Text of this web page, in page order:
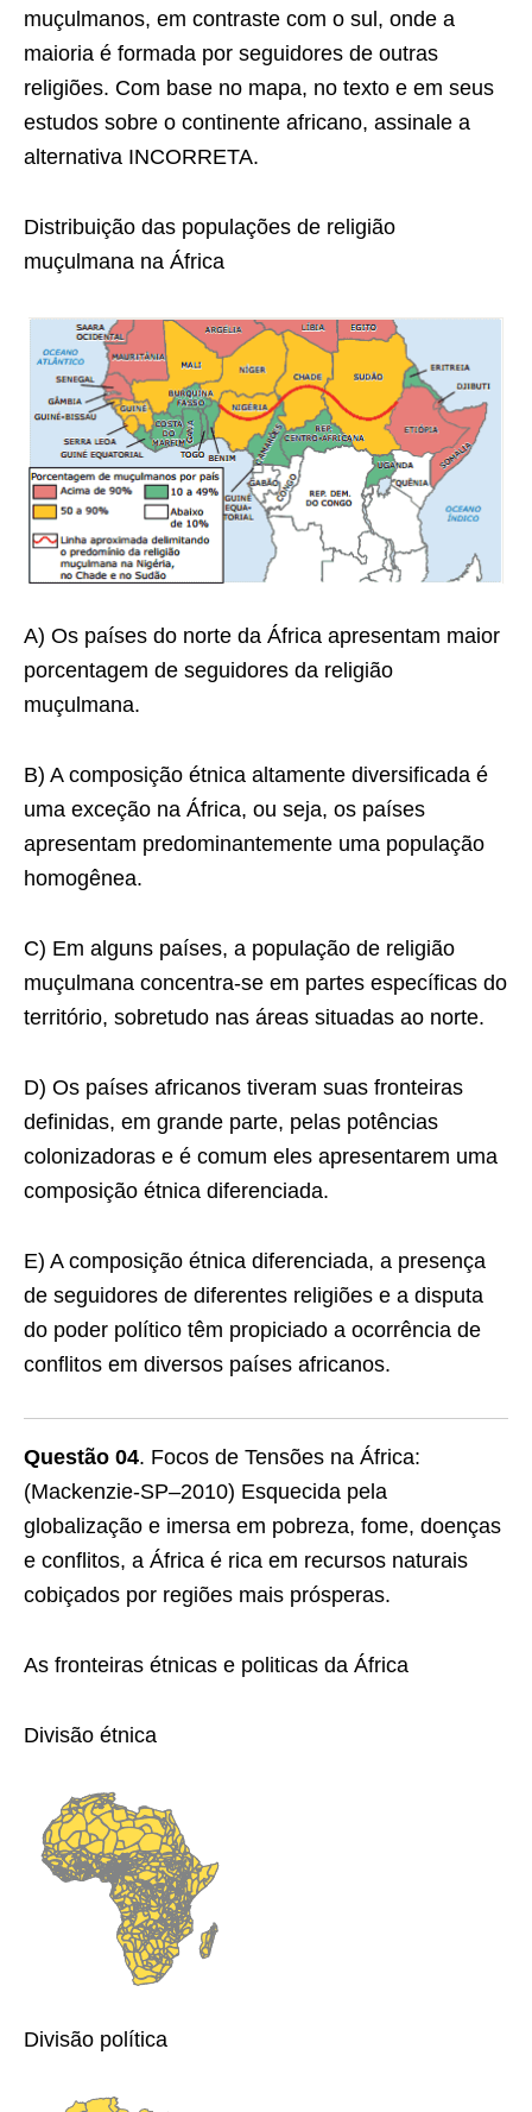
muçulmanos, em contraste com o sul, onde a
maioria é formada por seguidores de outras
religiões. Com base no mapa, no texto e em seus
estudos sobre o continente africano, assinale a
alternativa INCORRETA.
Distribuição das populações de religião
muçulmana na África
A) Os países do norte da África apresentam maior
porcentagem de seguidores da religião
muçulmana.
B) A composição étnica altamente diversificada é
uma exceção na África, ou seja, os países
apresentam predominantemente uma população
homogênea.
C) Em alguns países, a população de religião
muçulmana concentra-se em partes específicas do
território, sobretudo nas áreas situadas ao norte.
D) Os países africanos tiveram suas fronteiras
definidas, em grande parte, pelas potências
colonizadoras e é comum eles apresentarem uma
composição étnica diferenciada.
E) A composição étnica diferenciada, a presença
de seguidores de diferentes religiões e a disputa
do poder político têm propiciado a ocorrência de
conflitos em diversos países africanos.
Questão 04. Focos de Tensões na África:
(Mackenzie-SP–2010) Esquecida pela
globalização e imersa em pobreza, fome, doenças
e conflitos, a África é rica em recursos naturais
cobiçados por regiões mais prósperas.
As fronteiras étnicas e politicas da África
Divisão étnica
Divisão política